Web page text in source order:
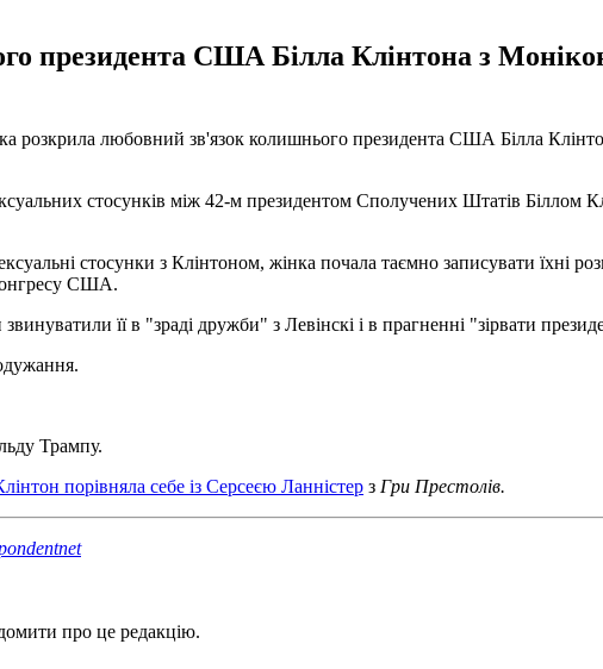
президента США Білла Клінтона з
розкрила любовний зв'язок колишнього президента США Білла
стосунків між 42-м президентом Сполучених Штатів Біллом
стосунки з Клінтоном, жінка почала таємно записувати їхні
США.
її в "зраді дружби" з Левінскі і в прагненні "зірвати
Трампу.
порівняла себе із Серсеєю Ланністер з Гри Престолів.
про це редакцію.